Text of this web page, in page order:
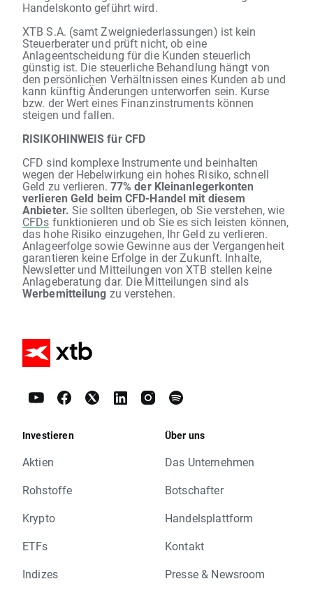
Handelskonto geführt wird.
XTB S.A. (samt Zweigniederlassungen) ist kein
Steuerberater und prüft nicht, ob eine
Anlageentscheidung für die Kunden steuerlich
günstig ist. Die steuerliche Behandlung hängt von
den persönlichen Verhältnissen eines Kunden ab und
kann künftig Änderungen unterworfen sein. Kurse
bzw. der Wert eines Finanzinstruments können
steigen und fallen.
RISIKOHINWEIS für CFD
CFD sind komplexe Instrumente und beinhalten
wegen der Hebelwirkung ein hohes Risiko, schnell
Geld zu verlieren. 77% der Kleinanlegerkonten
verlieren Geld beim CFD-Handel mit diesem
Anbieter. Sie sollten überlegen, ob Sie verstehen, wie
CFDs funktionieren und ob Sie es sich leisten können,
das hohe Risiko einzugehen, Ihr Geld zu verlieren.
Anlageerfolge sowie Gewinne aus der Vergangenheit
garantieren keine Erfolge in der Zukunft. Inhalte,
Newsletter und Mitteilungen von XTB stellen keine
Anlageberatung dar. Die Mitteilungen sind als
Werbemitteilung zu verstehen.
Investieren
Aktien
Rohstoffe
Krypto
ETFs
Indizes
Über uns
Das Unternehmen
Botschafter
Handelsplattform
Kontakt
Presse & Newsroom